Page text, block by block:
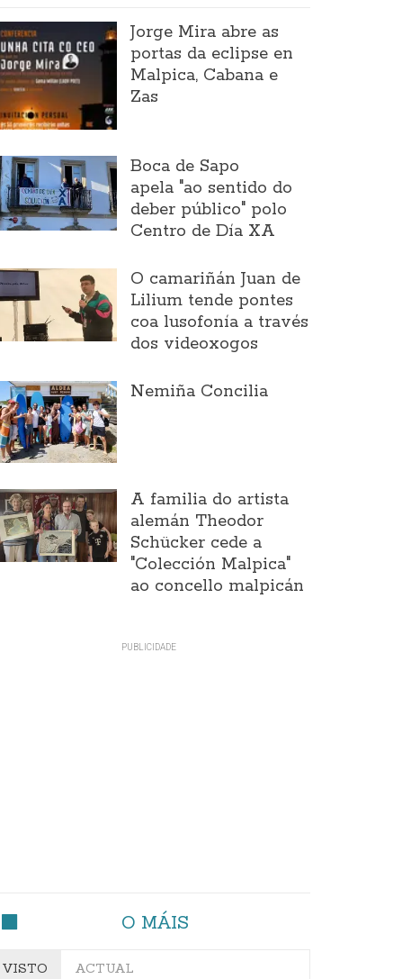
Jorge Mira abre as
portas da eclipse en
Malpica, Cabana e
Zas
Boca de Sapo
apela "ao sentido do
deber público" polo
Centro de Día XA
O camariñán Juan de
Lilium tende pontes
coa lusofonía a través
dos videoxogos
Nemiña Concilia
A familia do artista
alemán Theodor
Schücker cede a
"Colección Malpica"
ao concello malpicán
O MÁIS
VISTO ACTUAL